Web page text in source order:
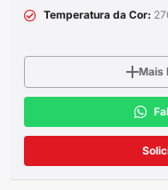
Temperatura da Cor:
Mais